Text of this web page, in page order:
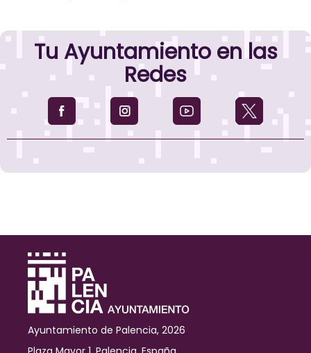
Tu Ayuntamiento en las
Redes
Ayuntamiento de Palencia, 2026